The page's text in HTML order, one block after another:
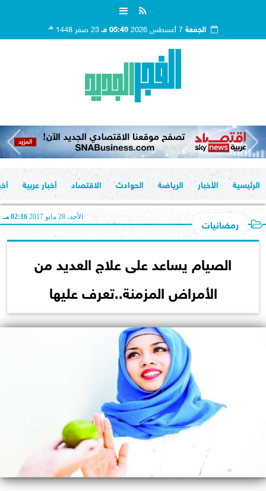
الجمعة 05:49 مـ 23 صفر 1448 هـ
الرئيسية الأخبار الرياضة الحوادث الاقتصاد أخبار عربية
رمضانيات الأحد، 28 مايو 2017 02:16 مـ
الصيام يساعد على علاج العديد من
الأمراض المزمنة..تعرف عليها